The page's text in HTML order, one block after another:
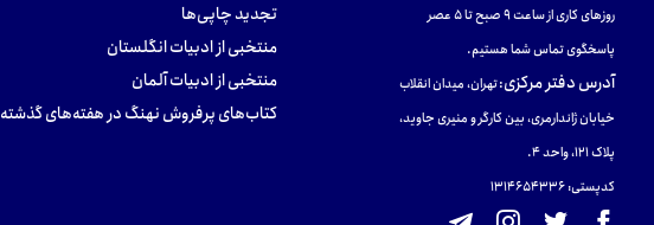
روزهای کاری از ساعت ۹ صبح تا ۵ عصر
پاسخگوی تماس شما هستیم.
آدرس دفتر مرکزی:تهران، میدان انقلاب
خیابان ژاندارمری، بین کارگر و منیری جاوید،
پلاک 121، واحد ۴.
کدپستی: 131465433۶
تجدید چاپی‌ها
منتخبی از ادبیات انگلستان
منتخبی از ادبیات آلمان
کتاب‌های پرفروش نهنگ در هفته‌های گذشته